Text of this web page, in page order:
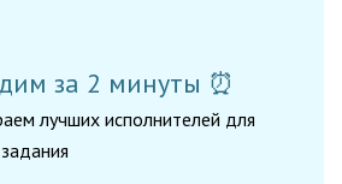
за 2 минуты ⏰
лучших исполнителей для